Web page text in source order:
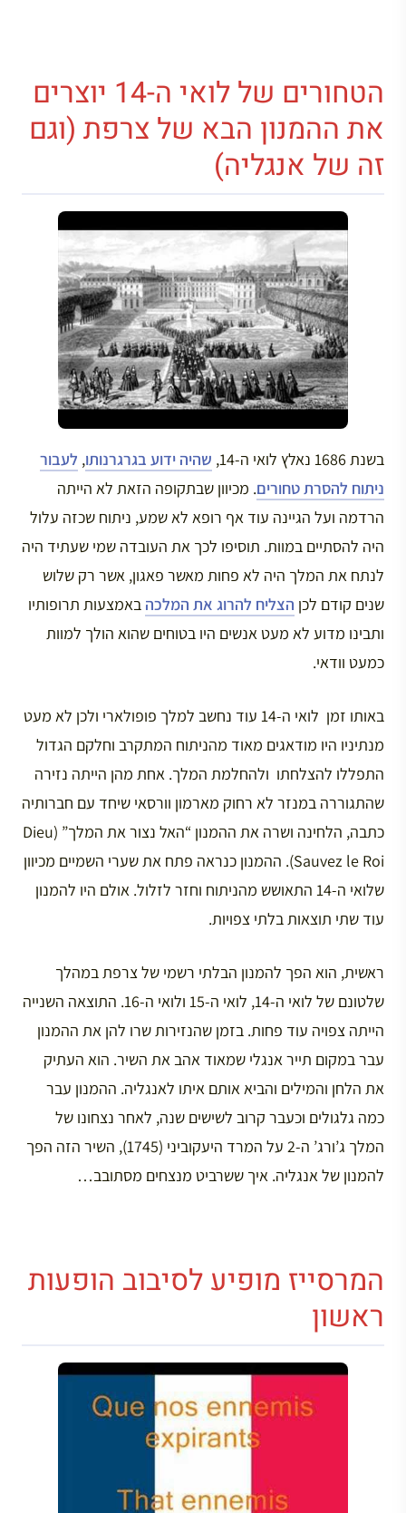
הטחורים של לואי ה-14 יוצרים
את ההמנון הבא של צרפת (וגם
זה של אנגליה)
בשנת 1686 נאלץ לואי ה-14, שהיה ידוע בגרגרנותו, לעבור
ניתוח להסרת טחורים. מכיוון שבתקופה הזאת לא הייתה
הרדמה ועל הגיינה עוד אף רופא לא שמע, ניתוח שכזה עלול
היה להסתיים במוות. תוסיפו לכך את העובדה שמי שעתיד היה
לנתח את המלך היה לא פחות מאשר פאגון, אשר רק שלוש
שנים קודם לכן הצליח להרוג את המלכה באמצעות תרופותיו
ותבינו מדוע לא מעט אנשים היו בטוחים שהוא הולך למוות
כמעט וודאי.
באותו זמן לואי ה-14 עוד נחשב למלך פופולארי ולכן לא מעט
מנתיניו היו מודאגים מאוד מהניתוח המתקרב וחלקם הגדול
התפללו להצלחתו ולהחלמת המלך. אחת מהן הייתה נזירה
שהתגוררה במנזר לא רחוק מארמון וורסאי שיחד עם חברותיה
כתבה, הלחינה ושרה את ההמנון “האל נצור את המלך” (Dieu
Sauvez le Roi). ההמנון כנראה פתח את שערי השמיים מכיוון
שלואי ה-14 התאושש מהניתוח וחזר לזלול. אולם היו להמנון
עוד שתי תוצאות בלתי צפויות.
ראשית, הוא הפך להמנון הבלתי רשמי של צרפת במהלך
שלטונם של לואי ה-14, לואי ה-15 ולואי ה-16. התוצאה השנייה
הייתה צפויה עוד פחות. בזמן שהנזירות שרו להן את ההמנון
עבר במקום תייר אנגלי שמאוד אהב את השיר. הוא העתיק
את הלחן והמילים והביא אותם איתו לאנגליה. ההמנון עבר
כמה גלגולים וכעבר קרוב לשישים שנה, לאחר נצחונו של
המלך ג’ורג’ ה-2 על המרד היעקוביני (1745), השיר הזה הפך
להמנון של אנגליה. איך ששרביט מנצחים מסתובב…
המרסייז מופיע לסיבוב הופעות
ראשון